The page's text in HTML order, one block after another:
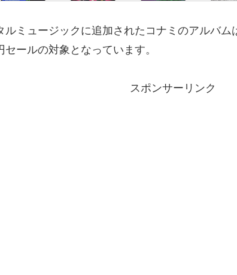
ルミュージックに追加されたコナミのアルバム
セールの対象となっています。
スポンサーリンク